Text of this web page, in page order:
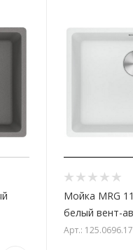
Мойка MRG
белый вент-
Арт.: